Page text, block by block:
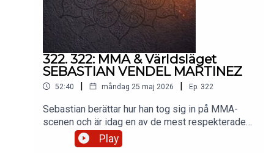
322. 322: MMA & Världsläget
SEBASTIAN VENDEL MARTINEZ
52:40 | måndag 25 maj 2026 | Ep. 322
Sebastian berättar hur han tog sig in på MMA-
scenen och är idag en av de mest respekterade
inom det han gör. Vi tar även en titt på Världsläget.
Stötta Öppet sinne Genom swish
Play